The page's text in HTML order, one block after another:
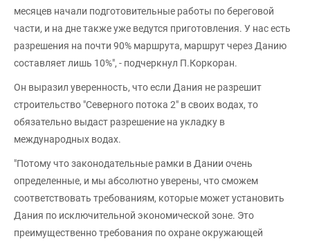
месяцев начали подготовительные работы по береговой
части, и на дне также уже ведутся приготовления. У нас есть
разрешения на почти 90% маршрута, маршрут через Данию
составляет лишь 10%", - подчеркнул П.Коркоран.
Он выразил уверенность, что если Дания не разрешит
строительство "Северного потока 2" в своих водах, то
обязательно выдаст разрешение на укладку в
международных водах.
"Потому что законодательные рамки в Дании очень
определенные, и мы абсолютно уверены, что сможем
соответствовать требованиям, которые может установить
Дания по исключительной экономической зоне. Это
преимущественно требования по охране окружающей